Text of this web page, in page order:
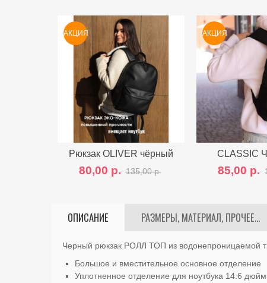
АКЦИЯ
Сравнить с другими
Рюкзак OLIVER чёрный
80,00 р. 135,00 р.
АКЦИЯ
CLASSIC
85,00 р.
ОПИСАНИЕ РАЗМЕРЫ, МАТЕРИАЛ, ПРОЧЕЕ...
Черный рюкзак РОЛЛ ТОП из водонепроницаемой
Большое и вместительное основное отделение
Уплотненное отделение для ноутбука 14.6